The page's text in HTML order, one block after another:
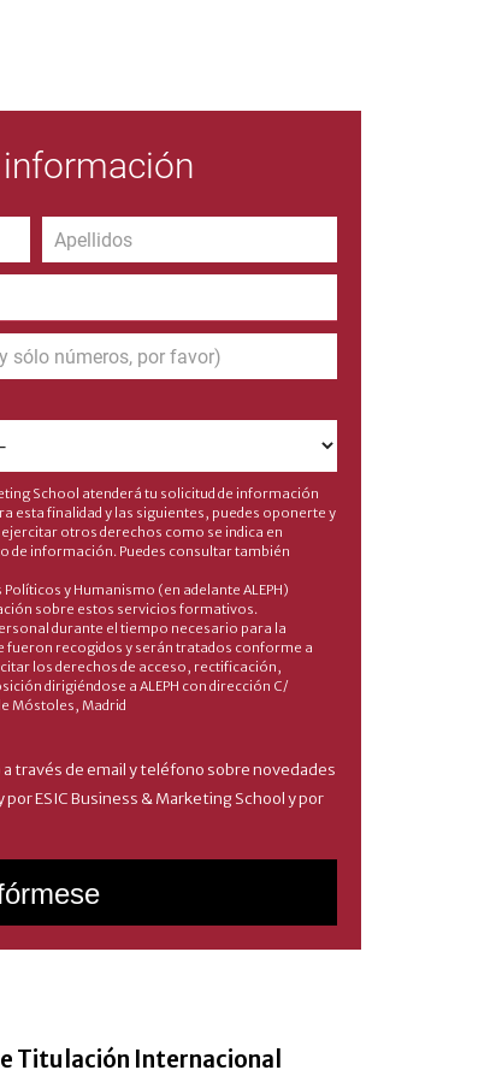
School atenderá tu solicitud de información
esta finalidad y las siguientes, puedes oponerte y
otros derechos como se indica en
de información. Puedes consultar también
y Humanismo (en adelante ALEPH)
sobre estos servicios formativos.
durante el tiempo necesario para la
fueron recogidos y serán tratados conforme a
los derechos de acceso, rectificación,
dirigiéndose a ALEPH con dirección C/
Móstoles, Madrid
través de email y teléfono sobre novedades
ESIC Business & Marketing School y por
Titulación Internacional